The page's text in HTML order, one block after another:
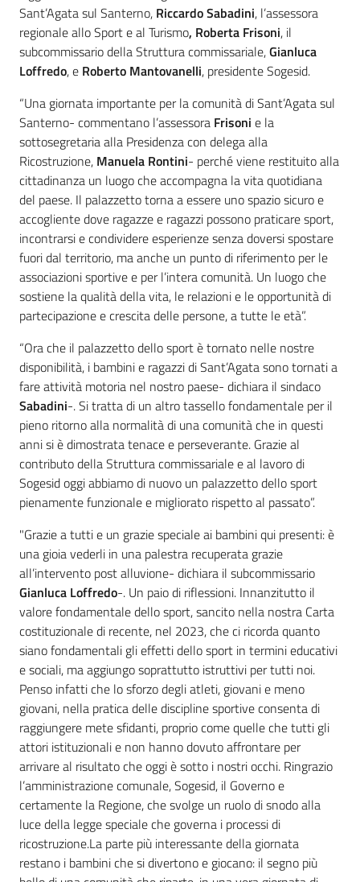
Sant’Agata sul Santerno, Riccardo Sabadini, l’assessora
regionale allo Sport e al Turismo, Roberta Frisoni, il
subcommissario della Struttura commissariale,Gianluca
Loffredo, e Roberto Mantovanelli, presidente Sogesid.
“Una giornata importante per la comunità di Sant’Agata sul
Santerno- commentano l’assessora Frisoni e la
sottosegretaria alla Presidenza con delega alla
Ricostruzione, Manuela Rontini- perché viene restituito alla
cittadinanza un luogo che accompagna la vita quotidiana
del paese. Il palazzetto torna a essere uno spazio sicuro e
accogliente dove ragazze e ragazzi possono praticare sport,
incontrarsi e condividere esperienze senza doversi spostare
fuori dal territorio, ma anche un punto di riferimento per le
associazioni sportive e per l’intera comunità. Un luogo che
sostiene la qualità della vita, le relazioni e le opportunità di
partecipazione e crescita delle persone, a tutte le età”.
“Ora che il palazzetto dello sport è tornato nelle nostre
disponibilità, i bambini e ragazzi di Sant’Agata sono tornati a
fare attività motoria nel nostro paese- dichiara il sindaco
Sabadini-. Si tratta di un altro tassello fondamentale per il
pieno ritorno alla normalità di una comunità che in questi
anni si è dimostrata tenace e perseverante. Grazie al
contributo della Struttura commissariale e al lavoro di
Sogesid oggi abbiamo di nuovo un palazzetto dello sport
pienamente funzionale e migliorato rispetto al passato”.
"Grazie a tutti e un grazie speciale ai bambini qui presenti: è
una gioia vederli in una palestra recuperata grazie
all’intervento post alluvione- dichiara il subcommissario
Gianluca Loffredo-. Un paio di riflessioni. Innanzitutto il
valore fondamentale dello sport, sancito nella nostra Carta
costituzionale di recente, nel 2023, che ci ricorda quanto
siano fondamentali gli effetti dello sport in termini educativi
e sociali, ma aggiungo soprattutto istruttivi per tutti noi.
Penso infatti che lo sforzo degli atleti, giovani e meno
giovani, nella pratica delle discipline sportive consenta di
raggiungere mete sfidanti, proprio come quelle che tutti gli
attori istituzionali e non hanno dovuto affrontare per
arrivare al risultato che oggi è sotto i nostri occhi. Ringrazio
l’amministrazione comunale, Sogesid, il Governo e
certamente la Regione, che svolge un ruolo di snodo alla
luce della legge speciale che governa i processi di
ricostruzione.La parte più interessante della giornata
restano i bambini che si divertono e giocano: il segno più